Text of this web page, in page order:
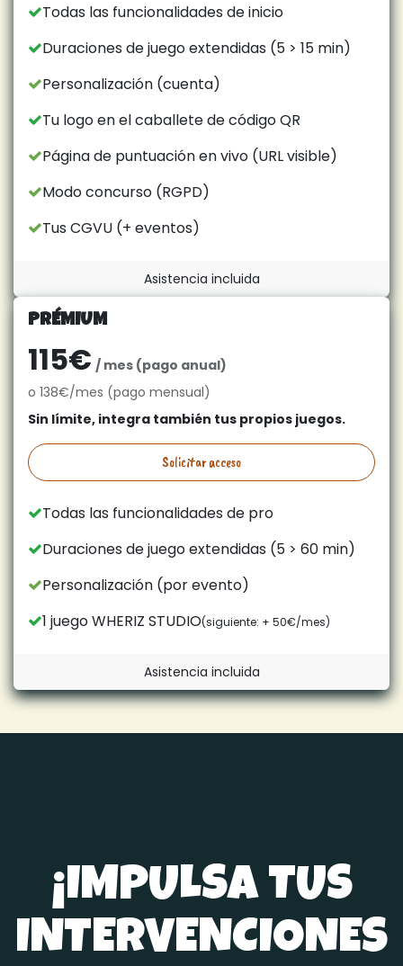
Todas las funcionalidades de inicio
Duraciones de juego extendidas (5 > 15 min)
Personalización (cuenta)
Tu logo en el caballete de código QR
Página de puntuación en vivo (URL visible)
Modo concurso (RGPD)
Tus CGVU (+ eventos)
Asistencia incluida
PRÉMIUM
115€ / mes (pago anual)
o 138€/mes (pago mensual)
Sin límite, integra también tus propios juegos.
Solicitar acceso
Todas las funcionalidades de pro
Duraciones de juego extendidas (5 > 60 min)
Personalización (por evento)
1 juego WHERIZ STUDIO(siguiente: + 50€/mes)
Asistencia incluida
¡IMPULSA TUS
INTERVENCIONES